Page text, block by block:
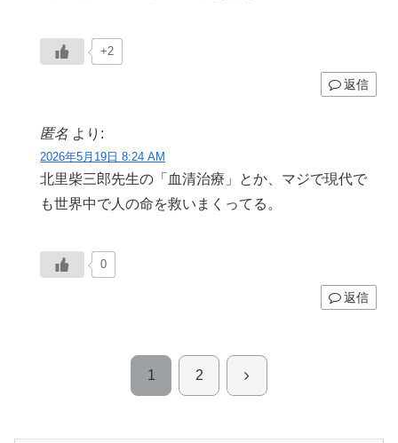
+2
返信
匿名 より:
2026年5月19日 8:24 AM
北里柴三郎先生の「血清治療」とか、マジで現代で
も世界中で人の命を救いまくってる。
0
返信
1 2 次